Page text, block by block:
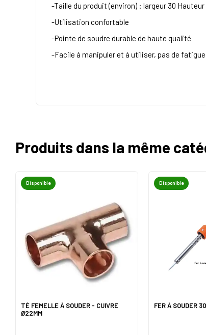
-Taille du produit (environ) : largeur 30
-Utilisation confortable
-Pointe de soudre durable de haute qualité
-Facile à manipuler et à utiliser, pas de fatigue
Produits dans la même
Disponible
TÉ FEMELLE À SOUDER - CUIVRE
Ø22MM
Disponible
FER À SOUDER